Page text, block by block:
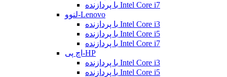
با پردازنده Intel Core i7
لنوو-Lenovo
با پردازنده Intel Core i3
با پردازنده Intel Core i5
با پردازنده Intel Core i7
اچ پی-HP
با پردازنده Intel Core i3
با پردازنده Intel Core i5